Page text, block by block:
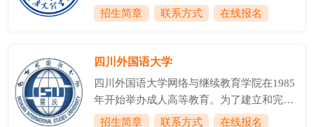
园面积2688亩, 包括大学城、沙坪坝和北碚
院校之一。学历...
社考工作。下设综合办公室、学历教育办公
室、教师培训部、市场拓展部四个科室，现
士学历12人，在读博士4人，兼职硕士生导
长和幼儿园园长培训基地，是重庆市中小学
教师、职教师资和幼儿教师培训基地；是重
庆市专业技术人员继续教育基地、重庆市工
招生简章 联系方式 在线报名
四川外国语大学
四川外国语大学网络与继续教育学院在1985
年开始举办成人高等教育。为了建立和完善
独立自主的办学机制、大力发展继续教育，
招生简章 联系方式 在线报名